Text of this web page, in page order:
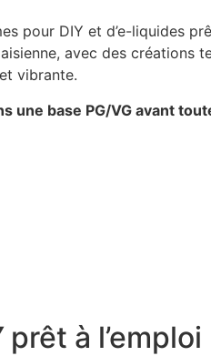
pour DIY et d’e-liquides
avec des créations
vibrante.
une base PG/VG avant
prêt à l’emploi